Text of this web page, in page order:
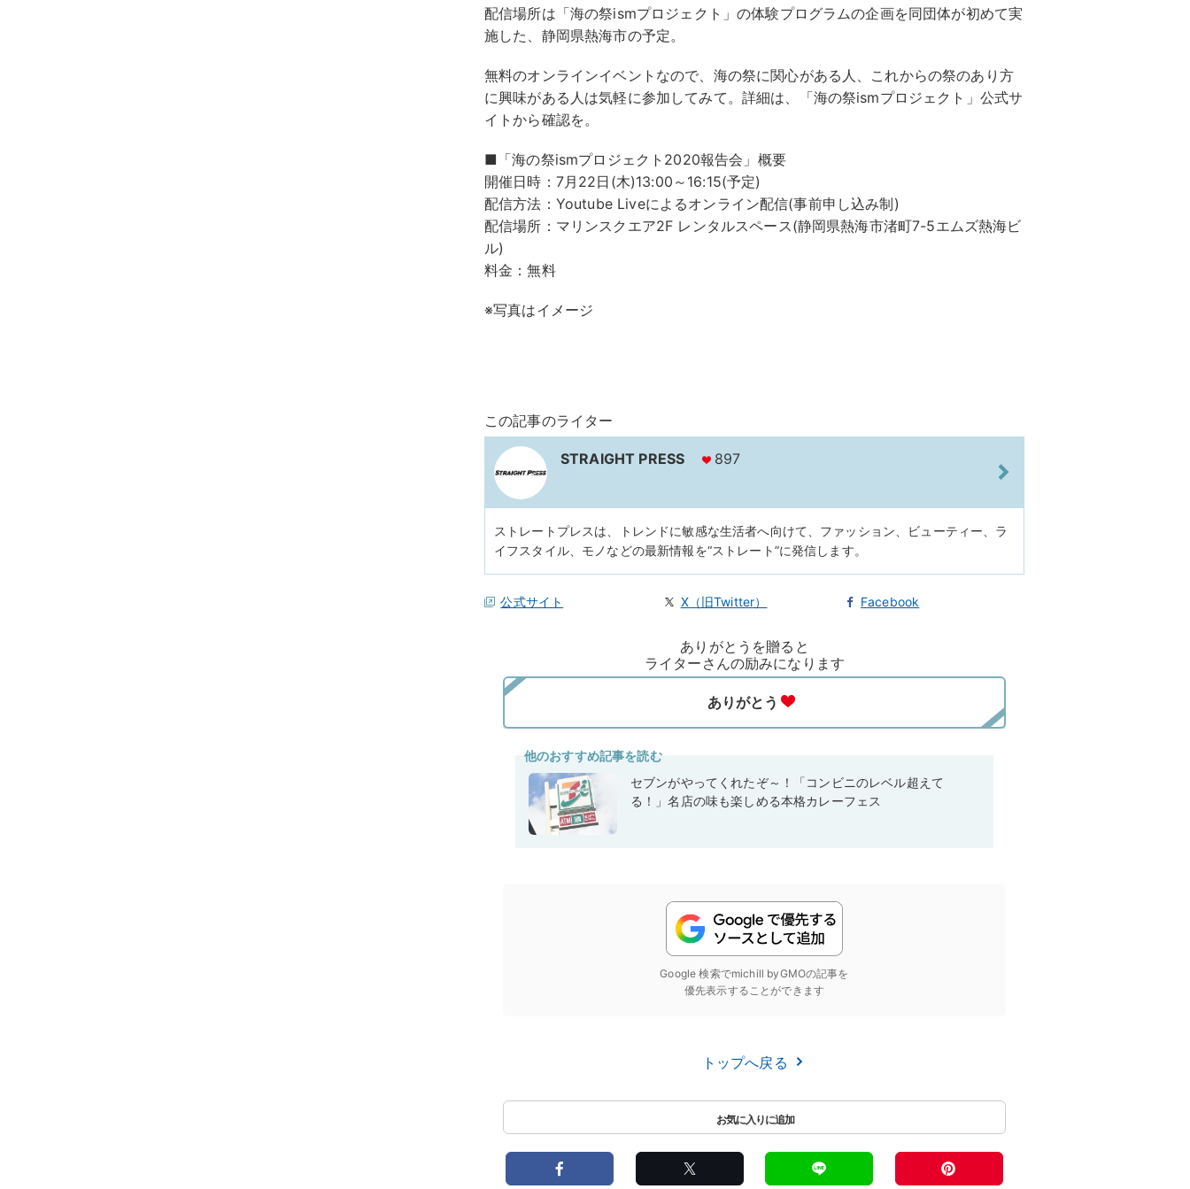
配信場所は「海の祭ismプロジェクト」の体験プログラムの企画を同団体が初めて実
施した、静岡県熱海市の予定。
無料のオンラインイベントなので、海の祭に関心がある人、これからの祭のあり方
に興味がある人は気軽に参加してみて。詳細は、「海の祭ismプロジェクト」公式サ
イトから確認を。
■「海の祭ismプロジェクト2020報告会」概要
開催日時：7月22日(木)13:00～16:15(予定)
配信方法：Youtube Liveによるオンライン配信(事前申し込み制)
配信場所：マリンスクエア2F レンタルスペース(静岡県熱海市渚町7-5エムズ熱海ビ
ル)
料金：無料
※写真はイメージ
この記事のライター
STRAIGHT PRESS 897
ストレートプレスは、トレンドに敏感な生活者へ向けて、ファッション、ビューティー、ラ
イフスタイル、モノなどの最新情報を“ストレート”に発信します。
公式サイト X（旧Twitter） Facebook
ありがとうを贈ると
ライターさんの励みになります
他のおすすめ記事を読む
セブンがやってくれたぞ～！「コンビニのレベル超えて
る！」名店の味も楽しめる本格カレーフェス
Google 検索でmichill byGMOの記事を
優先表示することができます
トップへ戻る